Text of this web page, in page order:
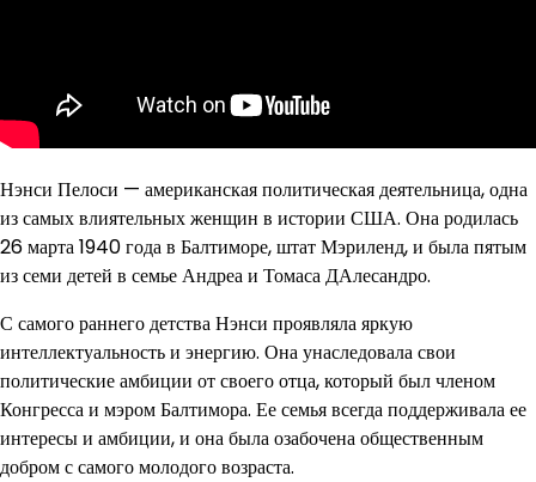
Нэнси Пелоси — американская политическая деятельница, одна
из самых влиятельных женщин в истории США. Она родилась
26 марта 1940 года в Балтиморе, штат Мэриленд, и была пятым
из семи детей в семье Андреа и Томаса ДАлесандро.
С самого раннего детства Нэнси проявляла яркую
интеллектуальность и энергию. Она унаследовала свои
политические амбиции от своего отца, который был членом
Конгресса и мэром Балтимора. Ее семья всегда поддерживала ее
интересы и амбиции, и она была озабочена общественным
добром с самого молодого возраста.